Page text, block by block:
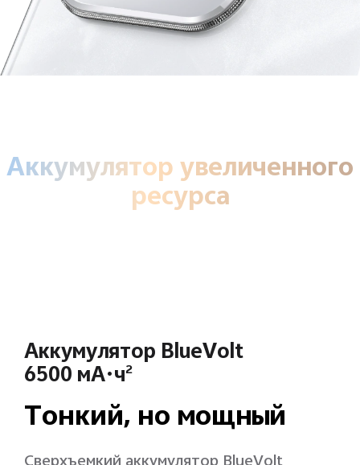
Аккумулятор увеличенного
ресурса
Аккумулятор BlueVolt
6500 мА·ч2
Тонкий, но мощный